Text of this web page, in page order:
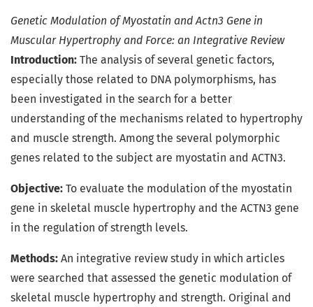
Genetic Modulation of Myostatin and Actn3 Gene in
Muscular Hypertrophy and Force: an Integrative Review
Introduction: The analysis of several genetic factors,
especially those related to DNA polymorphisms, has
been investigated in the search for a better
understanding of the mechanisms related to hypertrophy
and muscle strength. Among the several polymorphic
genes related to the subject are myostatin and ACTN3.
Objective: To evaluate the modulation of the myostatin
gene in skeletal muscle hypertrophy and the ACTN3 gene
in the regulation of strength levels.
Methods: An integrative review study in which articles
were searched that assessed the genetic modulation of
skeletal muscle hypertrophy and strength. Original and